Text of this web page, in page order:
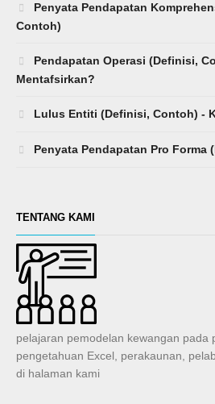
Penyata Pendapatan
Contoh)
Pendapatan Operasi (Definisi,
Mentafsirkan?
Lulus Entiti (Definisi, Contoh) -
Penyata Pendapatan Pro Forma
TENTANG KAMI
pelajaran pemodelan kewangan pada
pengetahuan Excel, perakaunan,
di halaman kami